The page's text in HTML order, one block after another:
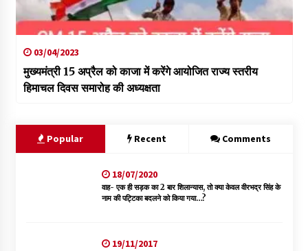
03/04/2023
मुख्यमंत्री 15 अप्रैल को काजा में करेंगे आयोजित राज्य स्तरीय
हिमाचल दिवस समारोह की अध्यक्षता
Popular Recent Comments
18/07/2020
वाह- एक ही सड़क का 2 बार शिलान्यास, तो क्या केवल वीरभद्र सिंह के
नाम की पट्टिका बदलने को किया गया…?
19/11/2017